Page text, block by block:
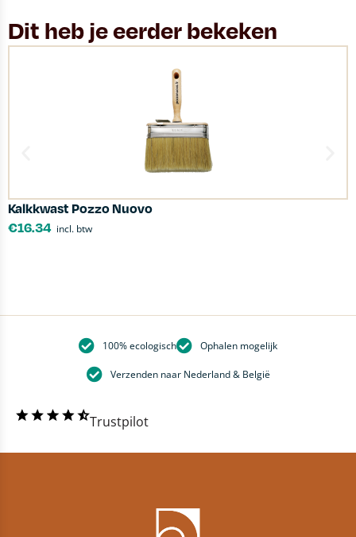
Dit heb je eerder bekeken
Kalkkwast Pozzo Nuovo
€16.34 incl. btw
100% ecologisch Ophalen mogelijk
Verzenden naar Nederland & België
Trustpilot